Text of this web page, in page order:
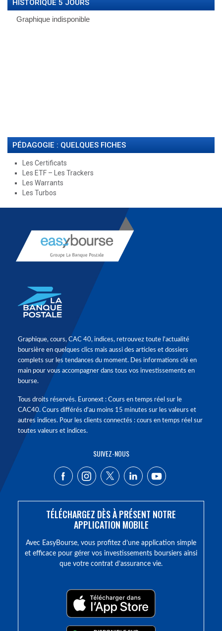
HISTORIQUE 5 JOURS
PÉDAGOGIE : QUELQUES FICHES
Les Certificats
Les ETF – Les Trackers
Les Warrants
Les Turbos
Graphique, cours, CAC 40, indices, retrouvez toute l'actualité
boursière en quelques clics mais aussi des articles et dossiers
complets sur les tendances du moment. Des informations clé en
main pour vous accompagner dans tous vos investissements en
bourse.
Tous droits réservés. Euronext : Cours en temps réel sur le
CAC40. Cours différés d'au moins 15 minutes sur les valeurs et
autres indices. Pour les clients connectés : cours en temps réel sur
toutes valeurs et indices.
SUIVEZ-NOUS
TÉLÉCHARGEZ DÈS À PRÉSENT NOTRE
APPLICATION MOBILE
Avec EasyBourse, vous profitez d’une application simple
et efficace pour gérer vos investissements boursiers ainsi
que votre contrat d’assurance vie.